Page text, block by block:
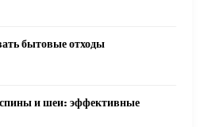
бытовые отходы
спины и шеи: эффективные